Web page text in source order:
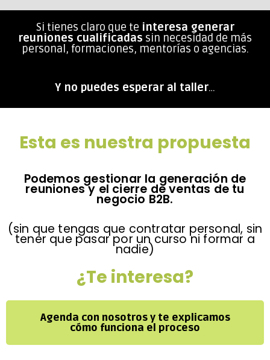
Si tienes claro que te interesa generar
reuniones cualificadas sin necesidad de más
personal, formaciones, mentorías o agencias.
Y no puedes esperar al taller…
Esta es nuestra propuesta
Podemos gestionar la generación de
reuniones y el cierre de ventas de tu
negocio B2B.
(sin que tengas que contratar personal, sin
tener que pasar por un curso ni formar a
nadie)
¿Te interesa?
Agenda con nosotros y te explicamos
cómo funciona el proceso